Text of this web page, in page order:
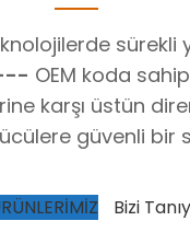
sürekli
OEM koda
karşı üstün
güvenli bir
Bizi